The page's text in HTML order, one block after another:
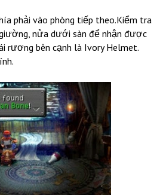
phải vào phòng tiếp theo.Kiểm tra
nửa dưới sàn để nhận được
rương bên cạnh là Ivory Helmet.